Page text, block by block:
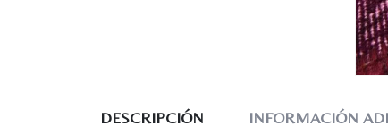
DESCRIPCIÓN INFORMACIÓN